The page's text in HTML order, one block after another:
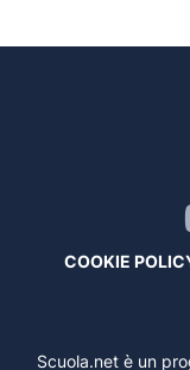
COOKIE
Scuola.net è un